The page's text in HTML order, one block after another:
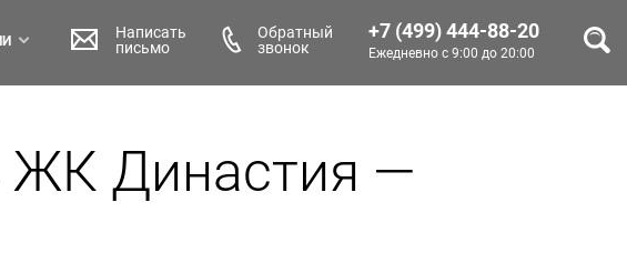
Написать
письмо
Обратный
звонок
+7 (499) 444-88-20
Ежедневно с 9:00 до 20:00
ЖК Династия —